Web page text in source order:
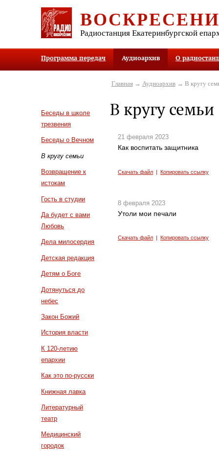
Радиостанция Екатеринбургской
Программа передач Аудиоархив О
Беседы в школе
трезвения
Беседы о Вечном
В кругу семьи
Возвращение к
истокам
Гость в студии
Да будет с вами
Любовь
Дела милосердия
Детская редакция
Детям о Боге
Дотянуться до
небес
Закон Божий
История власти
К 120-летию
епархии
Как это по-русски
Книжная лавка
Литературный
театр
Медицинский
городок
Главная→ Аудиоархив→ В кругу
В кругу семьи
21 февраля 2023
Как воспитать защитника
Скачать файл |Копировать ссылку
8 февраля 2023
Утоли мои печали
Скачать файл Копировать ссылку